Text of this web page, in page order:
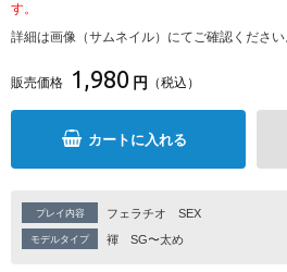
す。
詳細は画像（サムネイル）にてご確認ください
販売価格 1,980 円 （税込）
カートに入れる
プレイ内容 フェラチオ SEX
モデルタイプ 褌 SG〜太め